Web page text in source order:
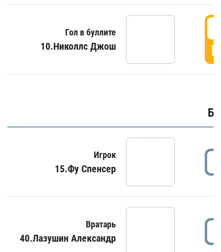
Гол в буллите
10.Николлс Джош
Игрок
15.Фу Спенсер
Вратарь
40.Лазушин Александр